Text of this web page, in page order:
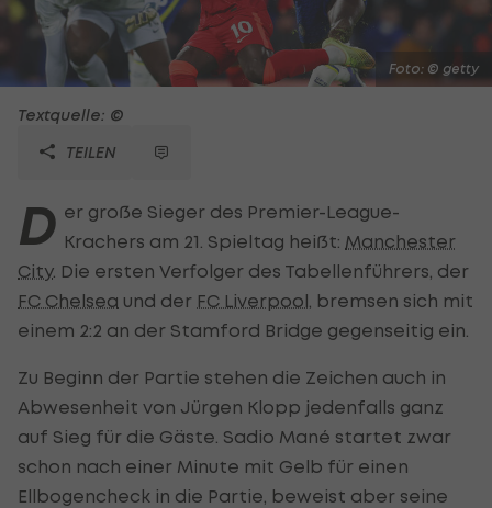
Foto: © getty
Textquelle: ©
TEILEN
D er große Sieger des Premier-League-
Krachers am 21. Spieltag heißt: Manchester
City. Die ersten Verfolger des Tabellenführers, der
FC Chelsea und der FC Liverpool , bremsen sich mit
einem 2:2 an der Stamford Bridge gegenseitig ein.
Zu Beginn der Partie stehen die Zeichen auch in
Abwesenheit von Jürgen Klopp jedenfalls ganz
auf Sieg für die Gäste. Sadio Mané startet zwar
schon nach einer Minute mit Gelb für einen
Ellbogencheck in die Partie, beweist aber seine